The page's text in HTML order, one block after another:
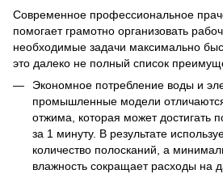
Современное профессиональное
помогает грамотно организовать
необходимые задачи максимально
это далеко не полный список
Экономное потребление воды и
промышленные модели
отжима, которая может достигать
за 1 минуту. В результате
количество полосканий, а
влажность сокращает расходы на